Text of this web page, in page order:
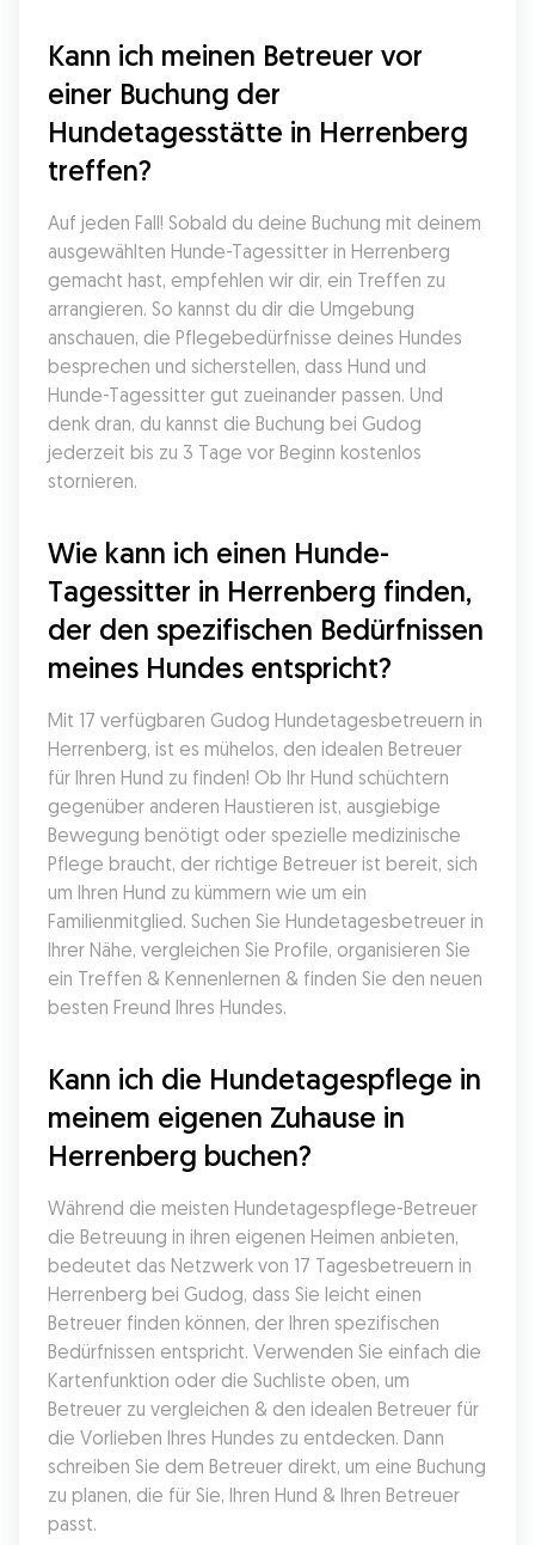
Kann ich meinen Betreuer vor
einer Buchung der
Hundetagesstätte in Herrenberg
treffen?
Auf jeden Fall! Sobald du deine Buchung mit deinem
ausgewählten Hunde-Tagessitter in Herrenberg
gemacht hast, empfehlen wir dir, ein Treffen zu
arrangieren. So kannst du dir die Umgebung
anschauen, die Pflegebedürfnisse deines Hundes
besprechen und sicherstellen, dass Hund und
Hunde-Tagessitter gut zueinander passen. Und
denk dran, du kannst die Buchung bei Gudog
jederzeit bis zu 3 Tage vor Beginn kostenlos
stornieren.
Wie kann ich einen Hunde-
Tagessitter in Herrenberg finden,
der den spezifischen Bedürfnissen
meines Hundes entspricht?
Mit 17 verfügbaren Gudog Hundetagesbetreuern in
Herrenberg, ist es mühelos, den idealen Betreuer
für Ihren Hund zu finden! Ob Ihr Hund schüchtern
gegenüber anderen Haustieren ist, ausgiebige
Bewegung benötigt oder spezielle medizinische
Pflege braucht, der richtige Betreuer ist bereit, sich
um Ihren Hund zu kümmern wie um ein
Familienmitglied. Suchen Sie Hundetagesbetreuer in
Ihrer Nähe, vergleichen Sie Profile, organisieren Sie
ein Treffen & Kennenlernen & finden Sie den neuen
besten Freund Ihres Hundes.
Kann ich die Hundetagespflege in
meinem eigenen Zuhause in
Herrenberg buchen?
Während die meisten Hundetagespflege-Betreuer
die Betreuung in ihren eigenen Heimen anbieten,
bedeutet das Netzwerk von 17 Tagesbetreuern in
Herrenberg bei Gudog, dass Sie leicht einen
Betreuer finden können, der Ihren spezifischen
Bedürfnissen entspricht. Verwenden Sie einfach die
Kartenfunktion oder die Suchliste oben, um
Betreuer zu vergleichen & den idealen Betreuer für
die Vorlieben Ihres Hundes zu entdecken. Dann
schreiben Sie dem Betreuer direkt, um eine Buchung
zu planen, die für Sie, Ihren Hund & Ihren Betreuer
passt.